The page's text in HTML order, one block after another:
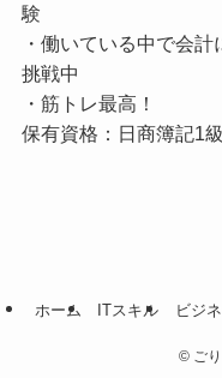
験
・働いている中で会
挑戦中
・筋トレ最高！
保有資格：日商簿記1
ホーム ITスキル ビジ
©ごり